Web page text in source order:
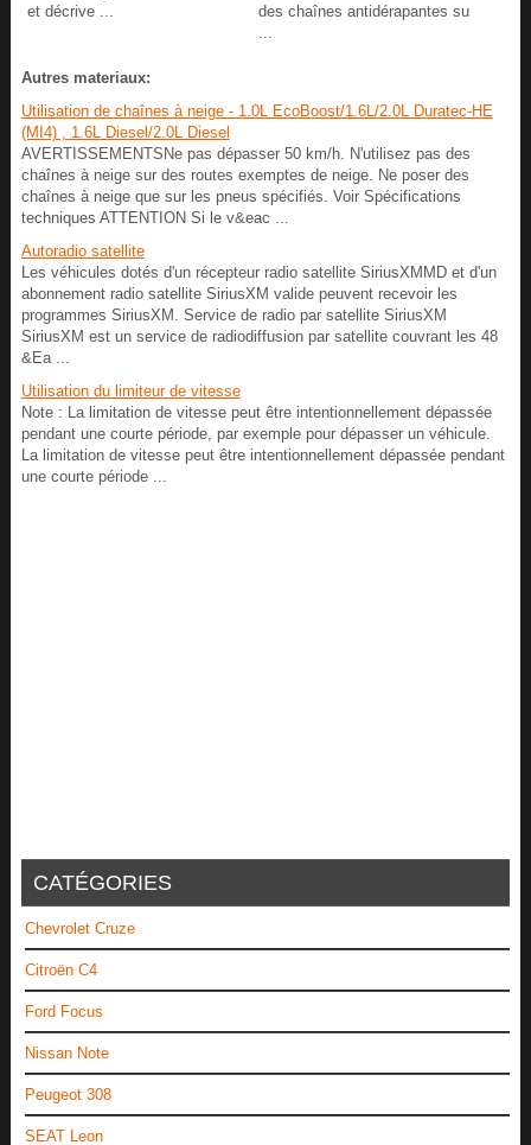
et décrive ...
des chaînes antidérapantes su
Autres materiaux:
Utilisation de chaînes à neige - 1.0L EcoBoost/1.6L/2.0L Duratec-HE
(MI4) , 1.6L Diesel/2.0L Diesel
AVERTISSEMENTSNe pas dépasser 50 km/h. N'utilisez pas des
chaînes à neige sur des routes exemptes de neige. Ne poser des
chaînes à neige que sur les pneus spécifiés. Voir Spécifications
techniques ATTENTION Si le v&eac ...
Autoradio satellite
Les véhicules dotés d'un récepteur radio satellite SiriusXMMD et d'un
abonnement radio satellite SiriusXM valide peuvent recevoir les
programmes SiriusXM. Service de radio par satellite SiriusXM
SiriusXM est un service de radiodiffusion par satellite couvrant les 48
&Ea ...
Utilisation du limiteur de vitesse
Note : La limitation de vitesse peut être intentionnellement dépassée
pendant une courte période, par exemple pour dépasser un véhicule.
La limitation de vitesse peut être intentionnellement dépassée pendant
une courte période ...
CATÉGORIES
Chevrolet Cruze
Citroën C4
Ford Focus
Nissan Note
Peugeot 308
SEAT Leon